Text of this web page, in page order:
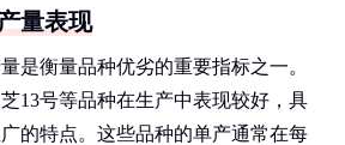
量表现
是衡量品种优劣的重要指标之一。
13号等品种在生产中表现较好，具
的特点。这些品种的单产通常在每